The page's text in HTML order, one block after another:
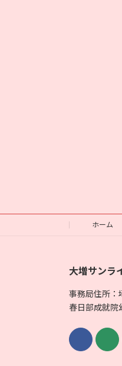
ホーム
大増サンラ
事務局住所：
春日部成就院